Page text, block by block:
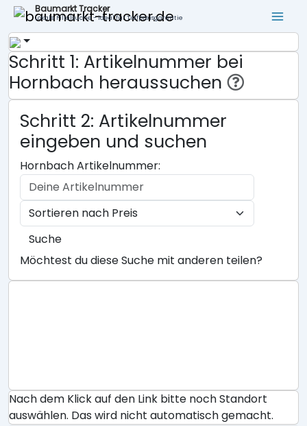
Baumarkt Tracker
Lokale Filialsuche - ideal für Tiefpreisgarantie
Schritt 1: Artikelnummer bei
Hornbach heraussuchen
Schritt 2: Artikelnummer
eingeben und suchen
Hornbach Artikelnummer:
Suche
Möchtest du diese Suche mit anderen teilen?
Nach dem Klick auf den Link bitte noch Standort
auswählen. Das wird nicht automatisch gemacht.